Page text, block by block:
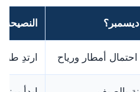
النصيحة
أمطار ورياح ارتدِ